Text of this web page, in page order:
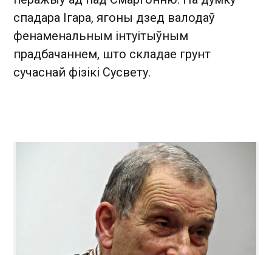
спадара Ігара, ягоны дзед валодаў
фенаменальным інтуітыўным
прадбачаннем, што складае грунт
сучаснай фізікі Сусвету.